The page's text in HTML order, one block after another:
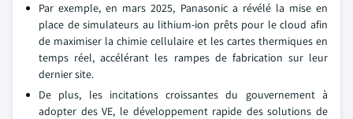
Par exemple, en mars 2025, Panasonic a révélé la mise en
place de simulateurs au lithium-ion prêts pour le cloud afin
de maximiser la chimie cellulaire et les cartes thermiques en
temps réel, accélérant les rampes de fabrication sur leur
dernier site.
De plus, les incitations croissantes du gouvernement à
adopter des VE, le développement rapide des solutions de